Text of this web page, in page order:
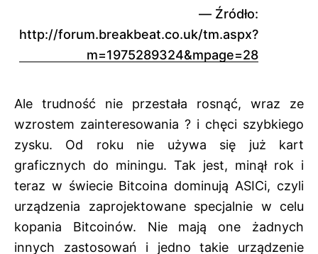
Źródło:
http://forum.breakbeat.co.uk/tm.aspx?
m=1975289324&mpage=28
Ale trudność nie przestała rosnąć, wraz ze
wzrostem zainteresowania ? i chęci szybkiego
zysku. Od roku nie używa się już kart
graficznych do miningu. Tak jest, minął rok i
teraz w świecie Bitcoina dominują ASICi, czyli
urządzenia zaprojektowane specjalnie w celu
kopania Bitcoinów. Nie mają one żadnych
innych zastosowań i jedno takie urządzenie